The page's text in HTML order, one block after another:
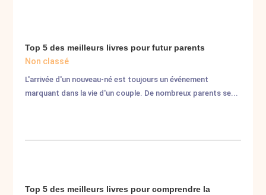
Top 5 des meilleurs livres pour futur parents
Non classé
L'arrivée d'un nouveau-né est toujours un événement
marquant dans la vie d'un couple. De nombreux parents se...
Top 5 des meilleurs livres pour comprendre la